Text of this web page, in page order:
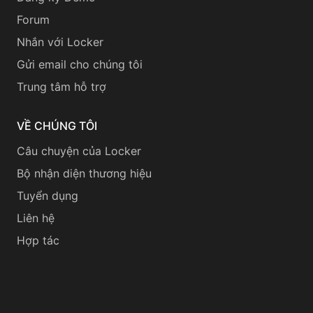
Forum
Nhắn với Locker
Gửi email cho chúng tôi
Trung tâm hỗ trợ
VỀ CHÚNG TÔI
Câu chuyện của Locker
Bộ nhận diện thương hiệu
Tuyển dụng
Liên hệ
Hợp tác